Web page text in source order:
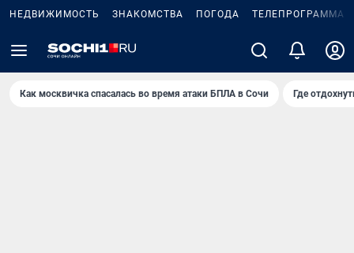
НЕДВИЖИМОСТЬ ЗНАКОМСТВА ПОГОДА ТЕЛЕПРОГРАММА
Как москвичка спасалась во время атаки БПЛА в Сочи Где